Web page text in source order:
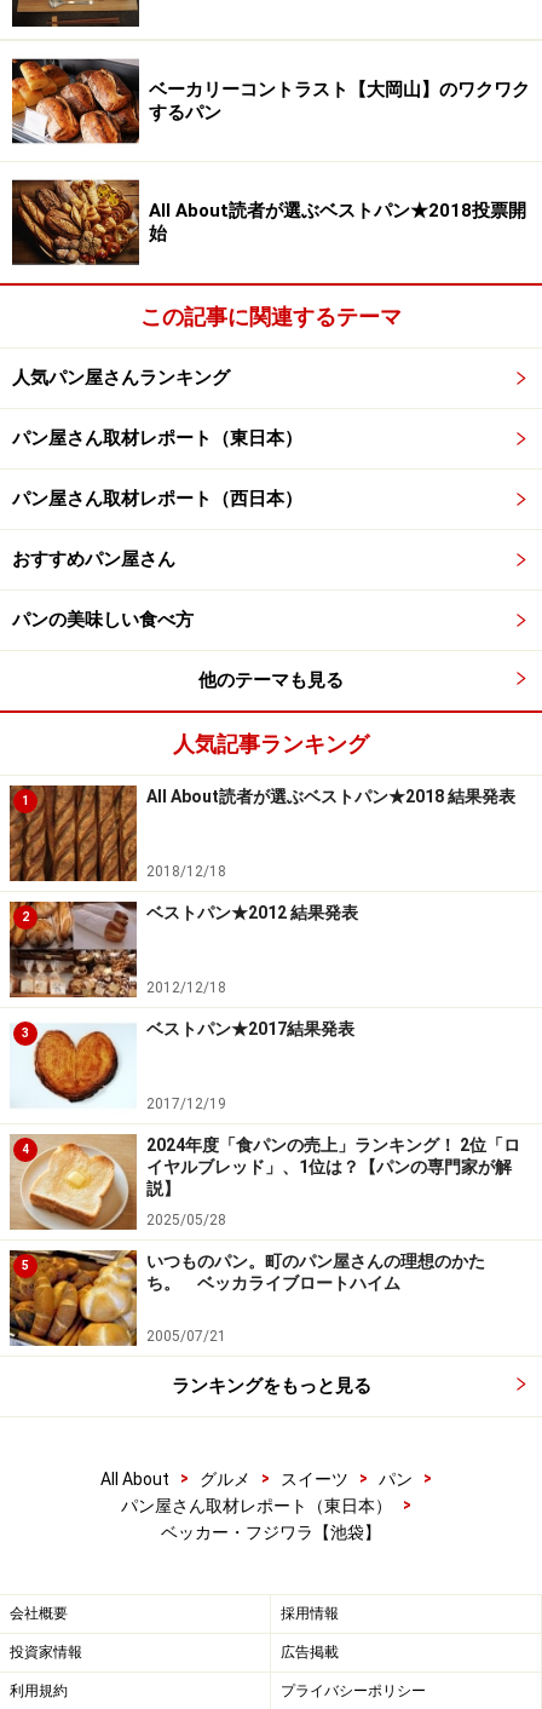
洋菓子は予約注文のケーキの他、普段は素朴なプリンや
シュークリーム、マカロンなどがあります。ブーブーと
いう可愛い名前のダクワースはキャラメルシナモンクリ
ーム入り。
パン屋さんでちょっとしたデザートも買えるというのは
嬉しいものです。
藤原さんからメッセージをいただきました。
「池袋本町商店街は古くからの住人が多く温かい街なの
で、ちょっとさびれた感じの下町ではありますが、活気
づけるためにもがんばってパンを焼いています。一度来
店して気に入っていただけたら配送も承ります。ご来店
をお待ちしています！」
田舎パン
ベーグル型のクランベリースコーン
藤原敏夫さん
注文後クリームを詰めるシュークリ
ーム
■backer fujiwara(ベッカ
ー・フジワラ)
http://www.backerfujiwara
.com
豊島区池袋本町3-1-1
TEL：03-3981-6540
営業時間：8時～20時 不定休
【関連サイト】
ガイドのパン屋取材レポート
※メニューや料金などのデータは、取材時または記事公開時点で
ベーカリーコントラスト【大岡山】のワクワク
するパン
All About読者が選ぶベストパン★2018投票開
始
この記事に関連するテーマ
人気パン屋さんランキング
パン屋さん取材レポート（東日本）
パン屋さん取材レポート（西日本）
おすすめパン屋さん
パンの美味しい食べ方
他のテーマも見る
人気記事ランキング
1 All About読者が選ぶベストパン★2018 結果発表
2018/12/18
2 ベストパン★2012 結果発表
2012/12/18
3 ベストパン★2017結果発表
2017/12/19
4
2024年度「食パンの売上」ランキング！ 2位「ロ
イヤルブレッド」、1位は？【パンの専門家が解
説】
2025/05/28
5
いつものパン。町のパン屋さんの理想のかた
ち。 ベッカライブロートハイム
2005/07/21
ランキングをもっと見る
All About > グルメ > スイーツ > パン
>
パン屋さん取材レポート（東日本）
>
ベッカー・フジワラ【池袋】
会社概要 採用情報
投資家情報 広告掲載
利用規約 プライバシーポリシー